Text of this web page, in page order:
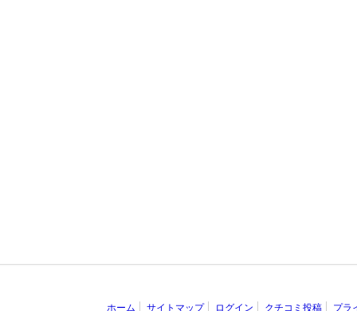
ホーム サイトマップ ログイン クチコミ投稿 プラ